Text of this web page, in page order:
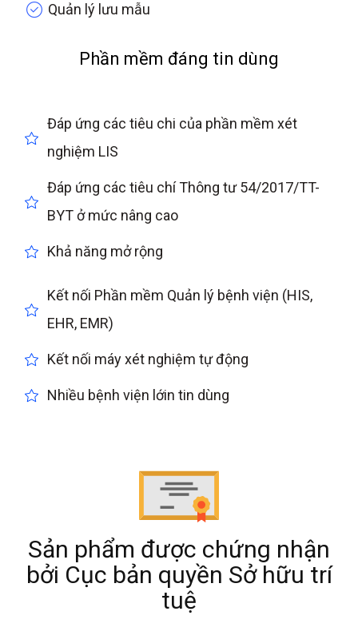
Quản lý lưu mẫu
Phần mềm đáng tin dùng
Đáp ứng các tiêu chi của phần mềm xét
nghiệm LIS
Đáp ứng các tiêu chí Thông tư 54/2017/TT-
BYT ở mức nâng cao
Khả năng mở rộng
Kết nối Phần mềm Quản lý bệnh viện (HIS,
EHR, EMR)
Kết nối máy xét nghiệm tự động
Nhiều bệnh viện lớin tin dùng
Sản phẩm được chứng nhận
bởi Cục bản quyền Sở hữu trí
tuệ